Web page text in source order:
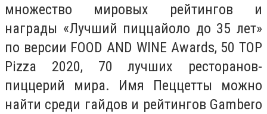
множество мировых рейтингов и
награды «Лучший пиццайоло до 35 лет»
по версии FOOD AND WINE Awards, 50 TOP
Pizza 2020, 70 лучших ресторанов-
пиццерий мира. Имя Пеццетты можно
найти среди гайдов и рейтингов Gambero